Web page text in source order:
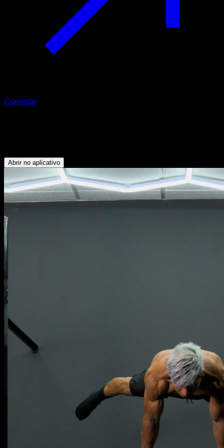
Começar
Abrir no aplicativo